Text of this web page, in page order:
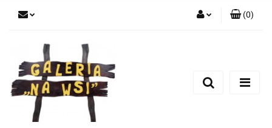
Dodaj zgłoszenie
(0)